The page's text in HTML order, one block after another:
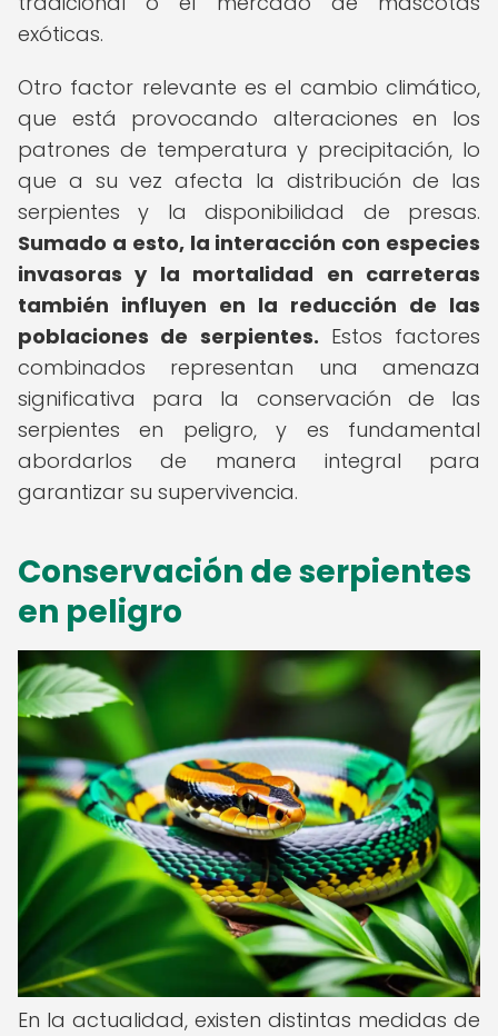
exóticas.
Otro factor relevante es el cambio climático,
que está provocando alteraciones en los
patrones de temperatura y precipitación, lo
que a su vez afecta la distribución de las
serpientes y la disponibilidad de presas.
Sumado a esto, la interacción con especies
invasoras y la mortalidad en carreteras
también influyen en la reducción de las
poblaciones de serpientes. Estos factores
combinados representan una amenaza
significativa para la conservación de las
serpientes en peligro, y es fundamental
abordarlos de manera integral para
garantizar su supervivencia.
Conservación de serpientes
en peligro
En la actualidad, existen distintas medidas de